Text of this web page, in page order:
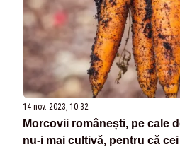
14 nov. 2023, 10:32
Morcovii românești, pe cale
nu-i mai cultivă, pentru că